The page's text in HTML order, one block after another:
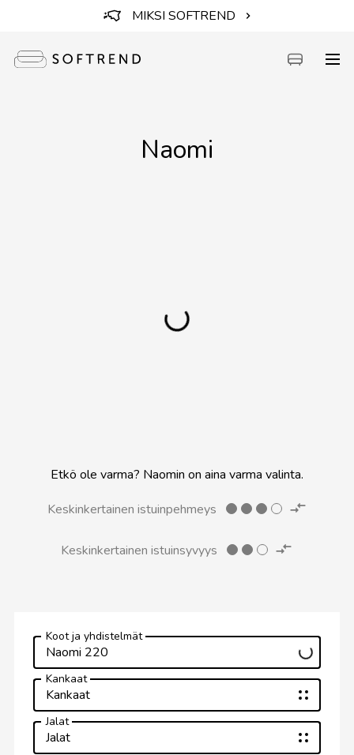
MIKSI SOFTREND
Naomi
Etkö ole varma? Naomin on aina varma valinta.
Keskinkertainen istuinpehmeys
Keskinkertainen istuinsyvyys
Koot ja yhdistelmät
Naomi 220
Kankaat
Kankaat
Jalat
Jalat